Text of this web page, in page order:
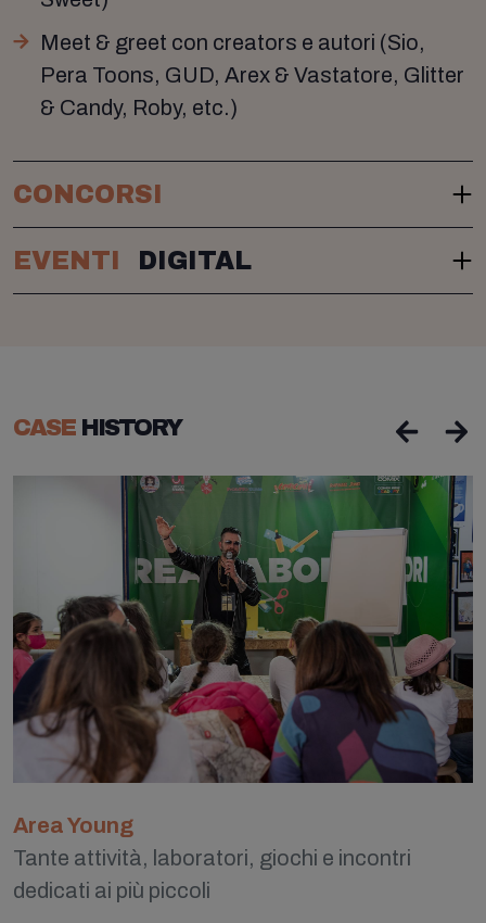
Meet & greet con creators e autori (Sio,
Pera Toons, GUD, Arex & Vastatore, Glitter
& Candy, Roby, etc.)
CONCORSI
EVENTI DIGITAL
CASEHISTORY
Area Young
Tante attività, laboratori, giochi e incontri
dedicati ai più piccoli